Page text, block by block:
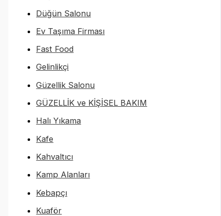
Düğün Salonu
Ev Taşıma Firması
Fast Food
Gelinlikçi
Güzellik Salonu
GÜZELLİK ve KİŞİSEL BAKIM
Halı Yıkama
Kafe
Kahvaltıcı
Kamp Alanları
Kebapçı
Kuaför